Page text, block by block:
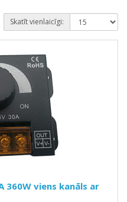
Skatīt vienlaicīgi:
360W viens kanāls ar